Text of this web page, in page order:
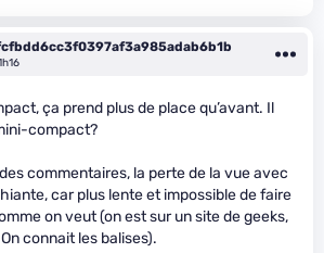
ça prend plus de place qu’avant. Il
compact?
commentaires, la perte de la vue avec
car plus lente et impossible de faire
on veut (on est sur un site de geeks,
connait les balises).